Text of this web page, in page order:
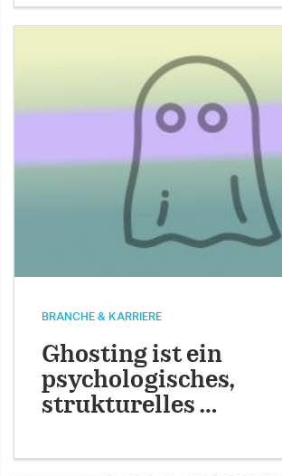
BRANCHE & KARRIERE
Ghosting ist ein
psychologisches,
strukturelles …